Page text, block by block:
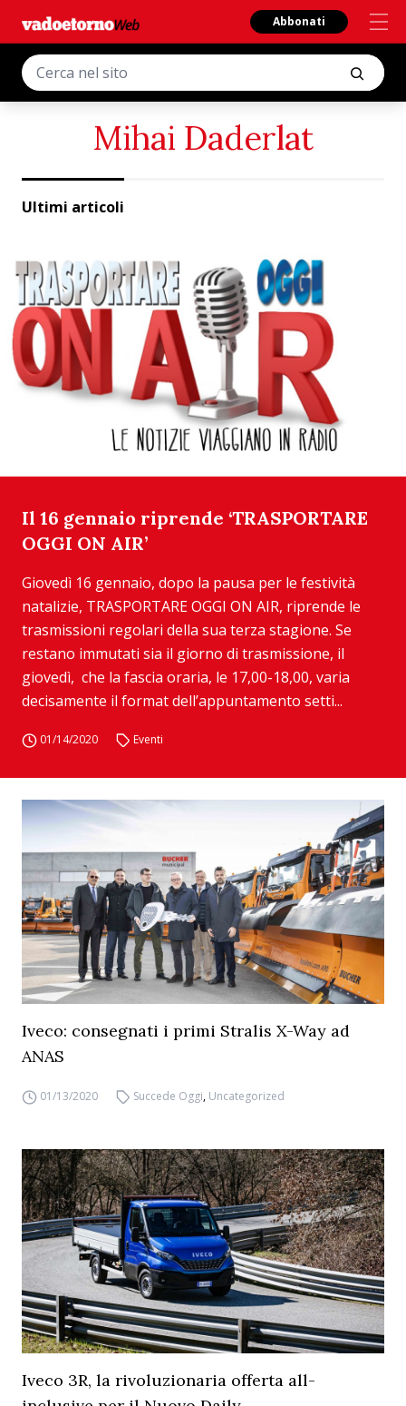
Abbonati
Mihai Daderlat
Ultimi articoli
Il 16 gennaio riprende ‘TRASPORTARE
OGGI ON AIR’
Giovedì 16 gennaio, dopo la pausa per le festività
natalizie, TRASPORTARE OGGI ON AIR, riprende le
trasmissioni regolari della sua terza stagione. Se
restano immutati sia il giorno di trasmissione, il
giovedì, che la fascia oraria, le 17,00-18,00, varia
decisamente il format dell’appuntamento setti...
01/14/2020 Eventi
Iveco: consegnati i primi Stralis X-Way ad
ANAS
01/13/2020 Succede Oggi, Uncategorized
Iveco 3R, la rivoluzionaria offerta all-